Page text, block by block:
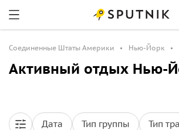
Соединенные Штаты Америки Нью-Йорк
Активный отдых Нью-
Дата Тип группы Тип